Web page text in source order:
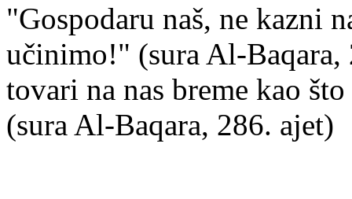
"Gospodaru naš, ne kazni
učinimo!" (sura Al-Baqara,
tovari na nas breme kao
(sura Al-Baqara, 286. ajet)